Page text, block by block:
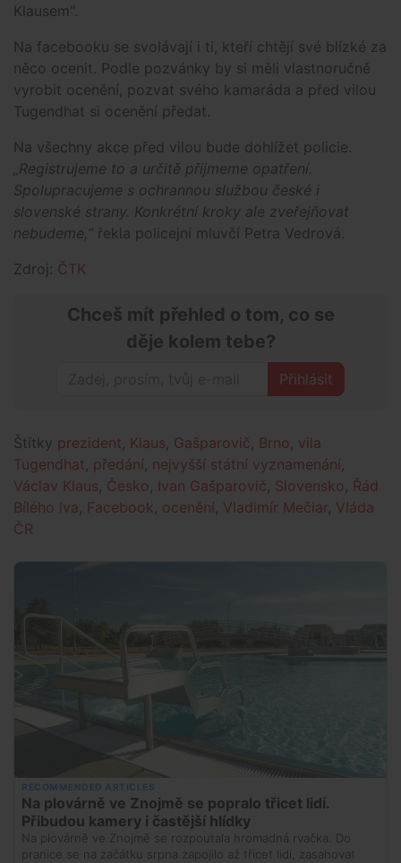
Klausem".
Na facebooku se svolávají i ti, kteří chtějí své blízké za
něco ocenit. Podle pozvánky by si měli vlastnoručně
vyrobit ocenění, pozvat svého kamaráda a před vilou
Tugendhat si ocenění předat.
Na všechny akce před vilou bude dohlížet policie.
„Registrujeme to a určitě přijmeme opatření.
Spolupracujeme s ochrannou službou české i
slovenské strany. Konkrétní kroky ale zveřejňovat
nebudeme,“ řekla policejní mluvčí Petra Vedrová.
Zdroj: ČTK
Chceš mít přehled o tom, co se
děje kolem tebe?
Přihlásit
Štítky prezident Klaus Gašparovič Brno vila
Tugendhat předání nejvyšší státní vyznamenání
Václav Klaus Česko Ivan Gašparovič Slovensko
Řád
Bílého lva Facebook ocenění Vladimír Mečiar Vláda
ČR